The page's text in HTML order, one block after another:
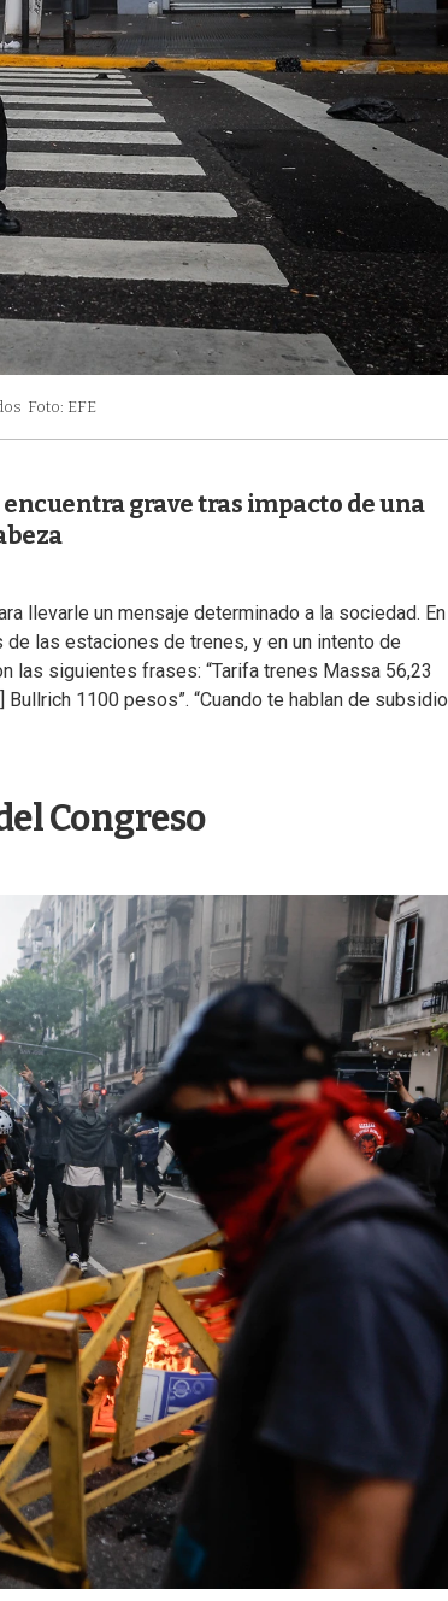
Foto: EFE
grave tras impacto de una
llevarle un mensaje determinado a la sociedad. En
las estaciones de trenes, y en un intento de
las siguientes frases: “Tarifa trenes Massa 56,23
1100 pesos”. “Cuando te hablan de subsidio
Congreso